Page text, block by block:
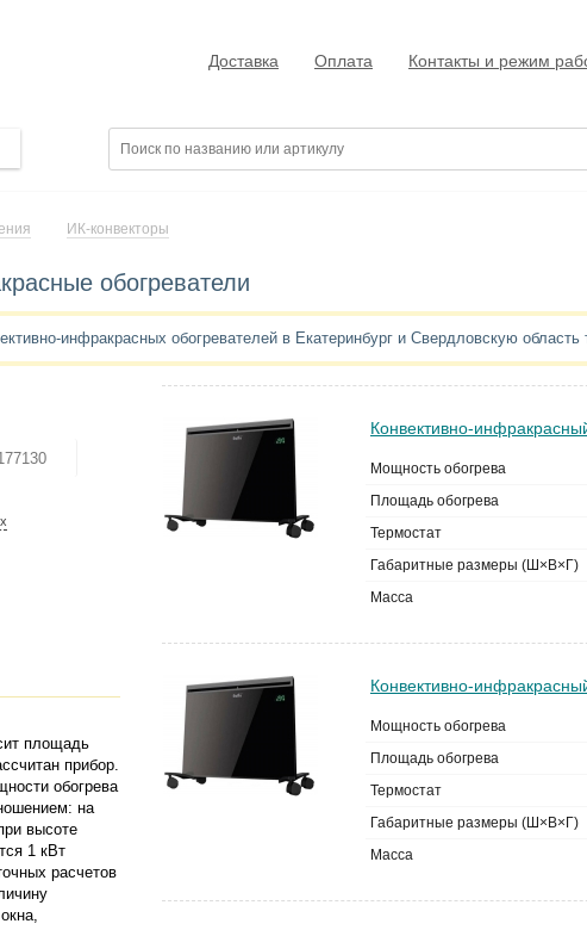
Доставка Оплата Контакты и режим
ИК-конвекторы
обогреватели
инфракрасных обогревателей в Екатеринбург и Свердловскую
Конвективно-
Мощность обогрева
Площадь обогрева
Термостат
Габаритные размеры (Ш×В×Г)
Масса
Конвективно-
Мощность обогрева
Площадь обогрева
Термостат
Габаритные размеры (Ш×В×Г)
Масса